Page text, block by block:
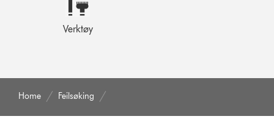
Verktøy
Home Feilsøking